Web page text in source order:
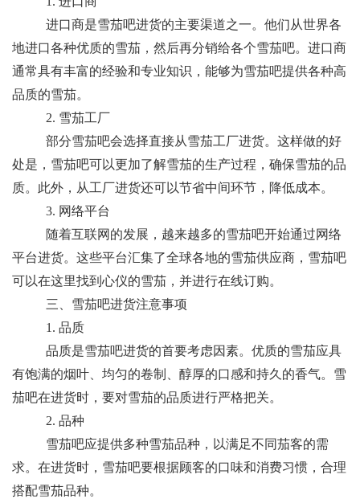
进口商是雪茄吧进货的主要渠道之一。他们从世界各
地进口各种优质的雪茄，然后再分销给各个雪茄吧。进口商
通常具有丰富的经验和专业知识，能够为雪茄吧提供各种高
品质的雪茄。
2. 雪茄工厂
部分雪茄吧会选择直接从雪茄工厂进货。这样做的好
处是，雪茄吧可以更加了解雪茄的生产过程，确保雪茄的品
质。此外，从工厂进货还可以节省中间环节，降低成本。
3. 网络平台
随着互联网的发展，越来越多的雪茄吧开始通过网络
平台进货。这些平台汇集了全球各地的雪茄供应商，雪茄吧
可以在这里找到心仪的雪茄，并进行在线订购。
三、雪茄吧进货注意事项
1. 品质
品质是雪茄吧进货的首要考虑因素。优质的雪茄应具
有饱满的烟叶、均匀的卷制、醇厚的口感和持久的香气。雪
茄吧在进货时，要对雪茄的品质进行严格把关。
2. 品种
雪茄吧应提供多种雪茄品种，以满足不同茄客的需
求。在进货时，雪茄吧要根据顾客的口味和消费习惯，合理
搭配雪茄品种。